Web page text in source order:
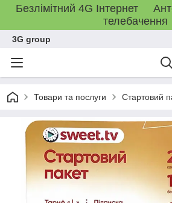
Безлімітний 4G Інтернет
телебачення
3G group
Товари та послуги Стартовий